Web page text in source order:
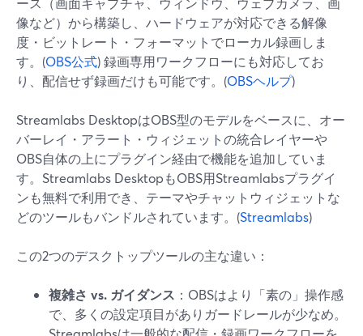
像など）から構築し、ハードウェアが対応できる解像
度・ビットレート・フォーマットでローカル録画しま
す。(OBS公式) 録画専用ワークフローにも対応してお
り、配信せず録画だけも可能です。(OBSヘルプ)
Streamlabs DesktopはOBS型のモデルをベースに、オー
バーレイ・アラート・ウィジェットの統合レイヤーや
OBS自体の上にプラグイン経由で機能を追加していま
す。Streamlabs DesktopもOBS用Streamlabsプラグイ
ンも無料で利用でき、テーマやチャットウィジェットな
どのツールもバンドルされています。(Streamlabs)
この2つのデスクトップツールの主な違い：
複雑さ vs. ガイダンス ：OBSはより「素の」操作感
で、多くの設定項目がありガードレールが少なめ。